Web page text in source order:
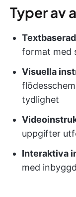
Typer av
format med
Visuella
tydlighet
uppgifter
Interaktiva
med